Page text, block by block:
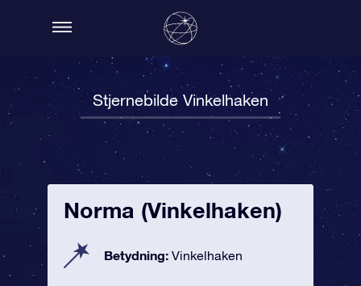
Stjernebilde Vinkelhaken
Norma (Vinkelhaken)
Betydning: Vinkelhaken